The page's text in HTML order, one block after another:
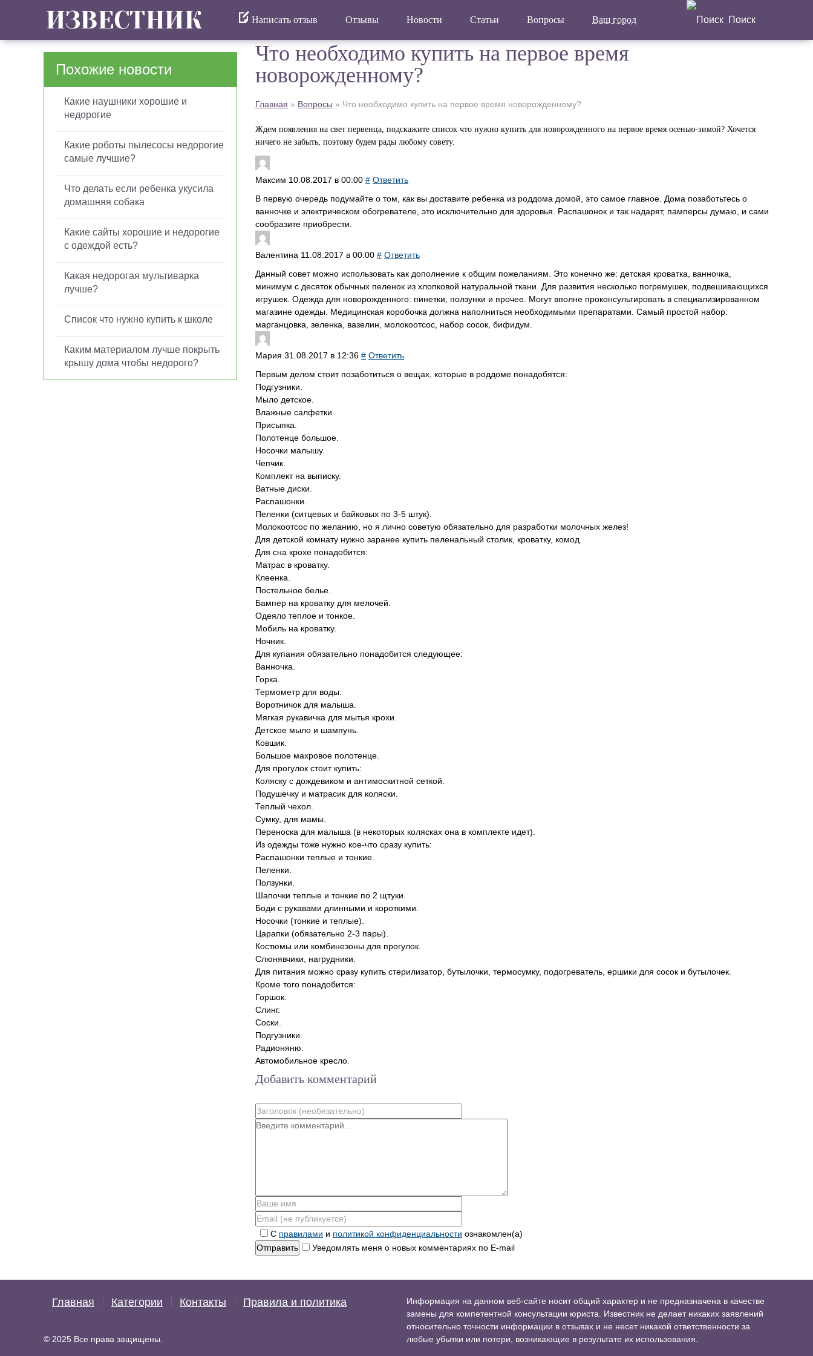
Написать отзыв Отзывы Новости Статьи Вопросы Ваш город Поиск
Похожие новости
Какие наушники хорошие и
недорогие
Какие роботы пылесосы недорогие
самые лучшие?
Что делать если ребенка укусила
домашняя собака
Какие сайты хорошие и недорогие
с одеждой есть?
Какая недорогая мультиварка
лучше?
Список что нужно купить к школе
Каким материалом лучше покрыть
крышу дома чтобы недорого?
Что необходимо купить на первое время
новорожденному?
Главная » Вопросы » Что необходимо купить на первое время новорожденному?
Ждем появления на свет первенца, подскажите список что нужно купить для новорожденного на первое время осенью-зимой? Хочется
ничего не забыть, поэтому будем рады любому совету.
Максим 10.08.2017 в 00:00 # Ответить
В первую очередь подумайте о том, как вы доставите ребенка из роддома домой, это самое главное. Дома позаботьтесь о
ванночке и электрическом обогревателе, это исключительно для здоровья. Распашонок и так надарят, памперсы думаю, и сами
сообразите приобрести.
Валентина 11.08.2017 в 00:00 # Ответить
Данный совет можно использовать как дополнение к общим пожеланиям. Это конечно же: детская кроватка, ванночка,
минимум с десяток обычных пеленок из хлопковой натуральной ткани. Для развития несколько погремушек, подвешивающихся
игрушек. Одежда для новорожденного: пинетки, ползунки и прочее. Могут вполне проконсультировать в специализированном
магазине одежды. Медицинская коробочка должна наполниться необходимыми препаратами. Самый простой набор:
марганцовка, зеленка, вазелин, молокоотсос, набор сосок, бифидум.
Мария 31.08.2017 в 12:36 # Ответить
Первым делом стоит позаботиться о вещах, которые в роддоме понадобятся:
Подгузники.
Мыло детское.
Влажные салфетки.
Присыпка.
Полотенце большое.
Носочки малышу.
Чепчик.
Комплект на выписку.
Ватные диски.
Распашонки.
Пеленки (ситцевых и байковых по 3-5 штук).
Молокоотсос по желанию, но я лично советую обязательно для разработки молочных желез!
Для детской комнату нужно заранее купить пеленальный столик, кроватку, комод.
Для сна крохе понадобится:
Матрас в кроватку.
Клеенка.
Постельное белье.
Бампер на кроватку для мелочей.
Одеяло теплое и тонкое.
Мобиль на кроватку.
Ночник.
Для купания обязательно понадобится следующее:
Ванночка.
Горка.
Термометр для воды.
Воротничок для малыша.
Мягкая рукавичка для мытья крохи.
Детское мыло и шампунь.
Ковшик.
Большое махровое полотенце.
Для прогулок стоит купить:
Коляску с дождевиком и антимоскитной сеткой.
Подушечку и матрасик для коляски.
Теплый чехол.
Сумку, для мамы.
Переноска для малыша (в некоторых колясках она в комплекте идет).
Из одежды тоже нужно кое-что сразу купить:
Распашонки теплые и тонкие.
Пеленки.
Ползунки.
Шапочки теплые и тонкие по 2 щтуки.
Боди с рукавами длинными и короткими.
Носочки (тонкие и теплые).
Царапки (обязательно 2-3 пары).
Костюмы или комбинезоны для прогулок.
Слюнявчики, нагрудники.
Для питания можно сразу купить стерилизатор, бутылочки, термосумку, подогреватель, ершики для сосок и бутылочек.
Кроме того понадобится:
Горшок.
Слинг.
Соски.
Подгузники.
Радионяню.
Автомобильное кресло.
Добавить комментарий
С правилами и политикой конфиденциальности ознакомлен(а)
Отправить
Уведомлять меня о новых комментариях по E-mail
Главная Категории Контакты Правила и политика
Информация на данном веб-сайте носит общий характер и не предназначена в качестве
замены для компетентной консультации юриста. Известник не делает никаких заявлений
относительно точности информации в отзывах и не несет никакой ответственности за
любые убытки или потери, возникающие в результате их использования.
© 2025 Все права защищены.
Написать отзыв